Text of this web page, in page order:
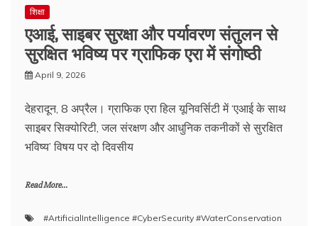
शिक्षा
एआई, साइबर सुरक्षा और पर्यावरण संतुलन से
सुरक्षित भविष्य पर ग्राफिक एरा में संगोष्ठी
April 9, 2026
देहरादून, 8 अप्रैल। ग्राफिक एरा हिल यूनिवर्सिटी में ‘एआई के साथ
साइबर सिक्योरिटी, जल संरक्षण और आधुनिक तकनीकों से सुरक्षित
भविष्य’ विषय पर दो दिवसीय
Read More...
#ArtificialIntelligence #CyberSecurity #WaterConservation